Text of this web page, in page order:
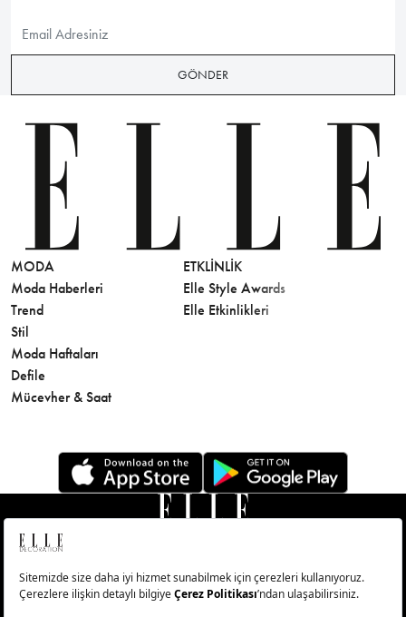
GÖNDER
MODA
Moda Haberleri
Trend
Stil
Moda Haftaları
Defile
Mücevher & Saat
ETKLINLIK
Elle Style Awards
Elle Etkinlikleri